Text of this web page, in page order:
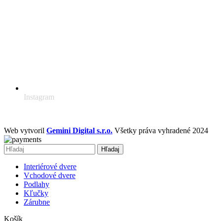
Instagram
Web vytvoril Gemini Digital s.r.o. Všetky práva vyhradené 2024
Hľadaj
Interiérové dvere
Vchodové dvere
Podlahy
Kľučky
Zárubne
Košík